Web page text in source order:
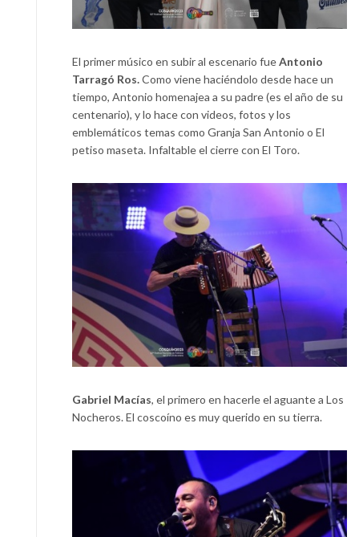
El primer músico en subir al escenario fueAntonio
Tarragó Ros.Como viene haciéndolo desde hace un
tiempo, Antonio homenajea a su padre (es el año de su
centenario), y lo hace con videos, fotos y los
emblemáticos temas como Granja San Antonio o El
petiso maseta. Infaltable el cierre con El Toro.
Gabriel Macías, el primero en hacerle el aguante a Los
Nocheros. El coscoíno es muy querido en su tierra.